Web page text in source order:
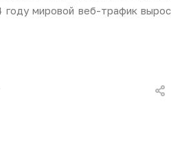
году мировой веб-трафик вырос